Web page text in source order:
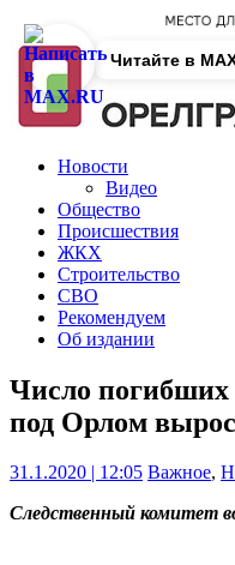
Новости
Видео
Общество
Происшествия
ЖКХ
Строительство
СВО
Рекомендуем
Об издании
Число погибших
под Орлом
31.1.2020 | 12:05 Важное,
Следственный комитет
Читайте в